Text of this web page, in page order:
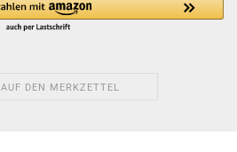
AUF DEN MERKZETTEL